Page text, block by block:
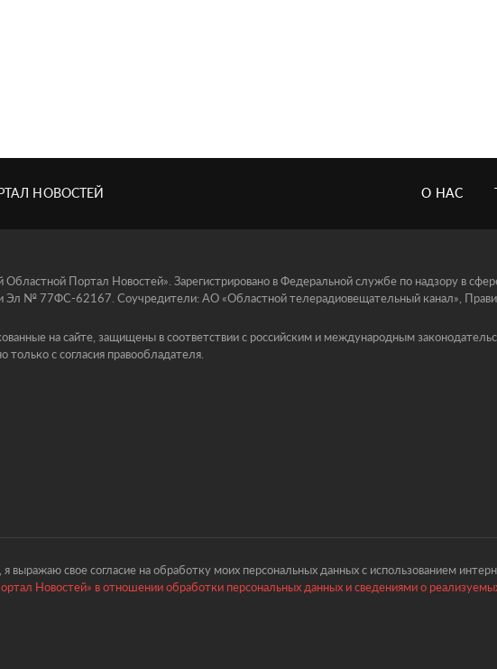
НОВОСТЕЙ О НАС
Портал Новостей». Зарегистрировано в Федеральной службе по надзору в
Эл № 77ФС-62167. Соучредители: АО «Областной телерадиовещательный канал»,
на сайте, защищены в соответствии с российским и международным
с согласия правообладателя.
выражаю свое согласие на обработку моих персональных данных с использованием
Новостей» в отношении обработки персональных данных и сведениями о